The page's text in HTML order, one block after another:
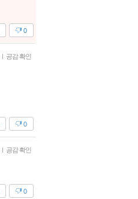
0
| 공감 확인
0
| 공감 확인
0